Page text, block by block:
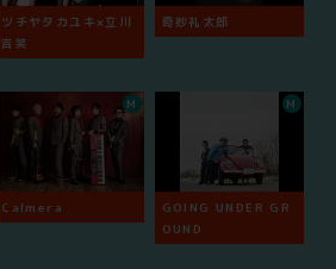
ツチヤタカユキ×立川
吉笑
奇妙礼太郎
Calmera
M
GOING UNDER GR
OUND
M